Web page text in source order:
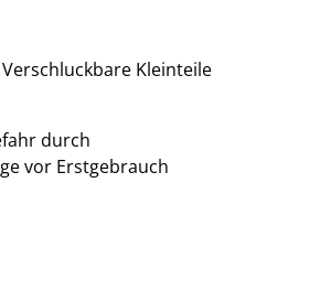
Kleinteile
durch
vor Erstgebrauch